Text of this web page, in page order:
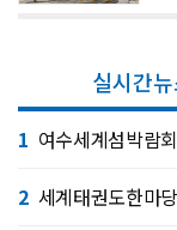
실시간
1 여수세계섬박람
2 세계태권도한마